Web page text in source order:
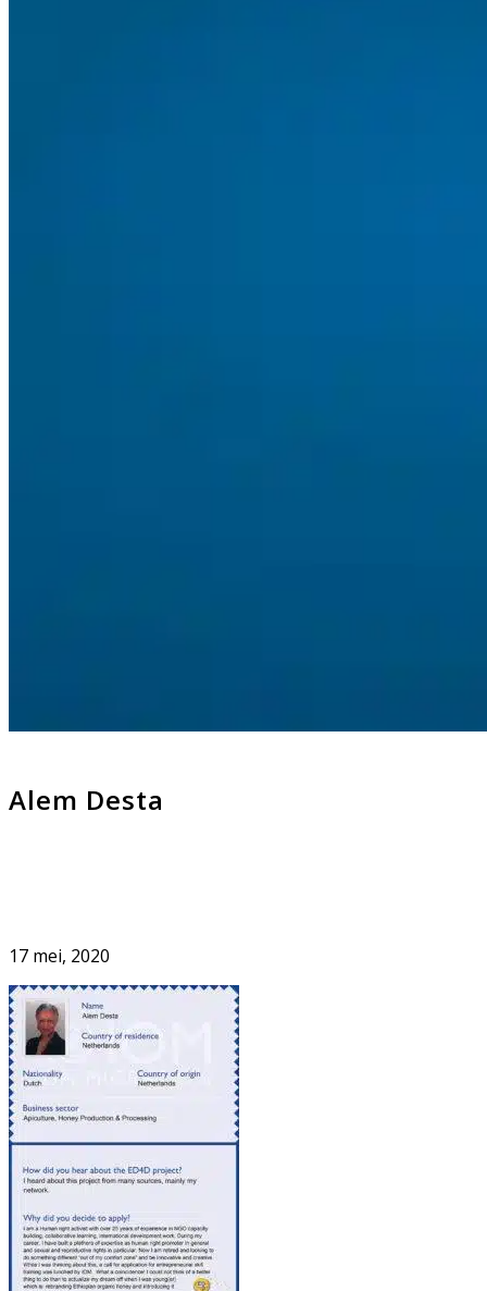
Alem Desta
17 mei, 2020